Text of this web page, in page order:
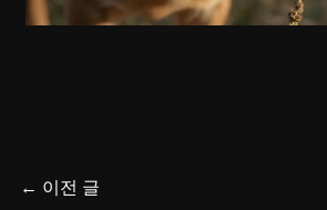
← 이전 글